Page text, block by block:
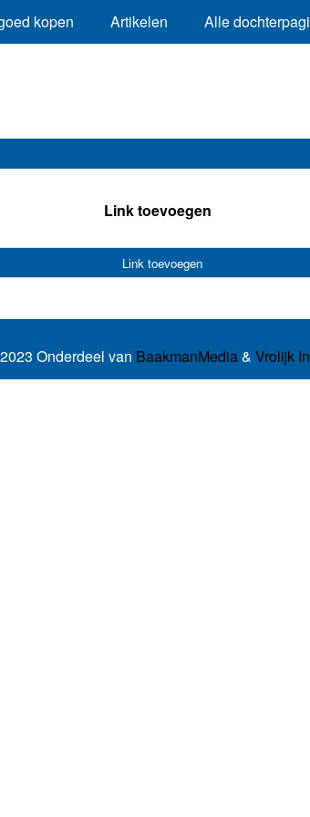
kopen Artikelen Alle
Link toevoegen
Link toevoegen
Onderdeel van BaakmanMedia& Vrolijk